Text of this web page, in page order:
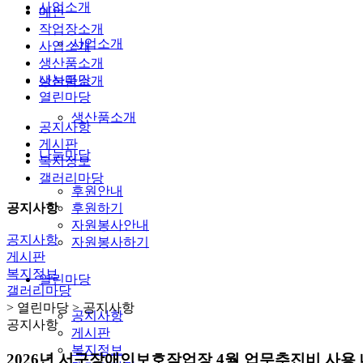
사업소개
사업소개
생산품소개
생산품소개
나눔마당
후원안내
후원하기
자원봉사안내
자원봉사하기
열린마당
공지사항
게시판
복지정보
메인
작업장소개
사업소개
생산품소개
나눔마당
열린마당
공지사항
게시판
복지정보
갤러리마당
공지사항
공지사항
게시판
복지정보
갤러리마당
> 열린마당 > 공지사항
공지사항
2026년 서구장애인보호작업장 4월 업무추진비 사용